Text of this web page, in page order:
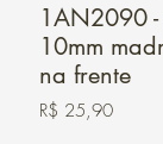
1AN2090
10mm
na frente
R$ 25,90Preço